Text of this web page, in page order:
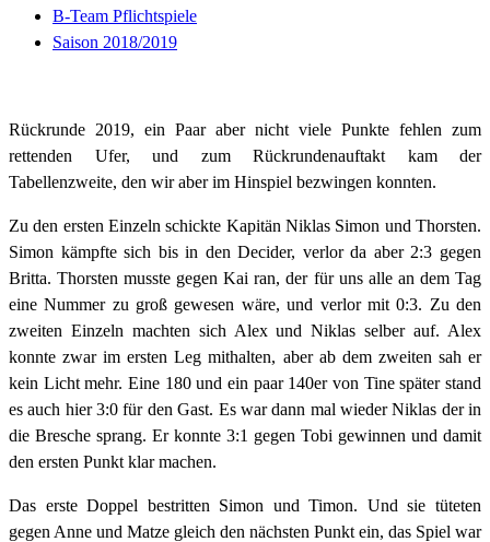
B-Team Pflichtspiele
Saison 2018/2019
Rückrunde 2019, ein Paar aber nicht viele Punkte fehlen zum
rettenden Ufer, und zum Rückrundenauftakt kam der
Tabellenzweite, den wir aber im Hinspiel bezwingen konnten.
Zu den ersten Einzeln schickte Kapitän Niklas Simon und Thorsten.
Simon kämpfte sich bis in den Decider, verlor da aber 2:3 gegen
Britta. Thorsten musste gegen Kai ran, der für uns alle an dem Tag
eine Nummer zu groß gewesen wäre, und verlor mit 0:3. Zu den
zweiten Einzeln machten sich Alex und Niklas selber auf. Alex
konnte zwar im ersten Leg mithalten, aber ab dem zweiten sah er
kein Licht mehr. Eine 180 und ein paar 140er von Tine später stand
es auch hier 3:0 für den Gast. Es war dann mal wieder Niklas der in
die Bresche sprang. Er konnte 3:1 gegen Tobi gewinnen und damit
den ersten Punkt klar machen.
Das erste Doppel bestritten Simon und Timon. Und sie tüteten
gegen Anne und Matze gleich den nächsten Punkt ein, das Spiel war